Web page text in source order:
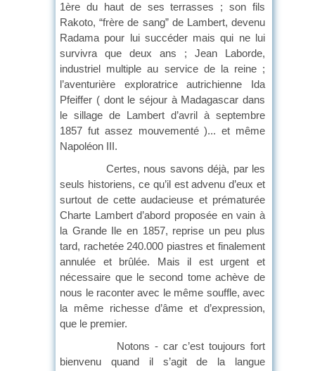
1ère du haut de ses terrasses ; son fils
Rakoto, “frère de sang” de Lambert, devenu
Radama pour lui succéder mais qui ne lui
survivra que deux ans ; Jean Laborde,
industriel multiple au service de la reine ;
l’aventurière exploratrice autrichienne Ida
Pfeiffer ( dont le séjour à Madagascar dans
le sillage de Lambert d’avril à septembre
1857 fut assez mouvementé )... et même
Napoléon III.
Certes, nous savons déjà, par les
seuls historiens, ce qu’il est advenu d’eux et
surtout de cette audacieuse et prématurée
Charte Lambert d’abord proposée en vain à
la Grande Ile en 1857, reprise un peu plus
tard, rachetée 240.000 piastres et finalement
annulée et brûlée. Mais il est urgent et
nécessaire que le second tome achève de
nous le raconter avec le même souffle, avec
la même richesse d’âme et d’expression,
que le premier.
Notons - car c’est toujours fort
bienvenu quand il s’agit de la langue